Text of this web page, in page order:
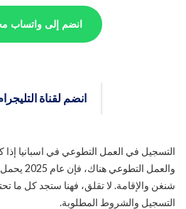
انضم إلى واتساب
انضم لقناة
التسجيل في العمل التطوعي في اسبانيا إذا
والعمل
شنغن والإقامة. لا تقلق، فهنا ستجد كل ما
التسجيل والشروط المطلوبة.